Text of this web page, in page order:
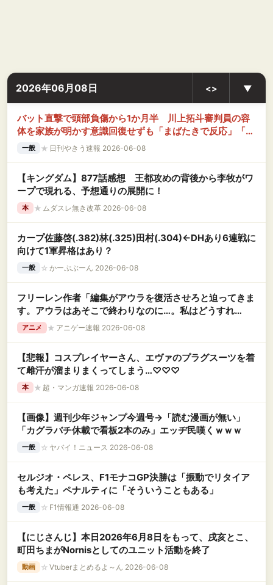
2026年06月08日 <> ▼
バット直撃で頭部負傷から1か月半 川上拓斗審判員の容
体を家族が明かす意識回復せずも「まばたきで反応」「腕
を動かす」
一般 ★ 日刊やきう速報 2026-06-08
【キングダム】877話感想 王都攻めの背後から李牧がワ
ープで現れる、予想通りの展開に！
本 ★ ムダスレ無き改革 2026-06-08
カープ佐藤啓(.382)林(.325)田村(.304)←DHあり6連戦に
向けて1軍昇格はあり？
一般 ☆ かーぷぶーん 2026-06-08
フリーレン作者「編集がアウラを復活させろと迫ってきま
す。アウラはあそこで終わりなのに…。私はどうすれ
ば…」
アニメ ★ アニゲー速報 2026-06-08
【悲報】コスプレイヤーさん、エヴァのプラグスーツを着
て雌汗が溜まりまくってしまう…♡♡♡
本 ★ 超・マンガ速報 2026-06-08
【画像】週刊少年ジャンプ今週号→「読む漫画が無い」
「カグラバチ休載で看板2本のみ」エッヂ民嘆くｗｗｗ
一般 ☆ ヤバイ！ニュース 2026-06-08
セルジオ・ペレス、F1モナコGP決勝は「振動でリタイア
も考えた」ペナルティに「そういうこともある」
一般 ☆ F1情報通 2026-06-08
【にじさんじ】本日2026年6月8日をもって、戌亥とこ、
町田ちまがNornisとしてのユニット活動を終了
動画 ☆ Vtuberまとめるよ～ん 2026-06-08